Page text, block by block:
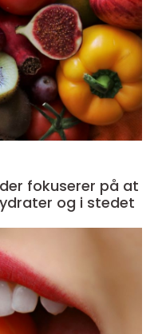
fokuserer på at
og i stedet